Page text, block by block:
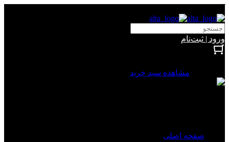
ورود | ثبت‌نام
مشاهده سبد خرید
صفحه اصلی